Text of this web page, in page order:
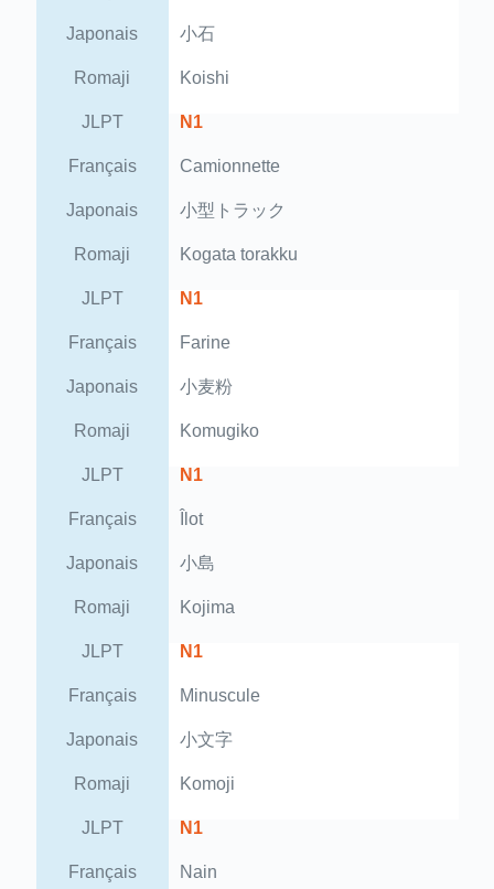
Japonais 小石
Romaji Koishi
JLPT N1
Français Camionnette
Japonais 小型トラック
Romaji Kogata torakku
JLPT N1
Français Farine
Japonais 小麦粉
Romaji Komugiko
JLPT N1
Français Îlot
Japonais 小島
Romaji Kojima
JLPT N1
Français Minuscule
Japonais 小文字
Romaji Komoji
JLPT N1
Français Nain